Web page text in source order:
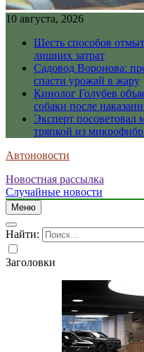
10 августа, 2026
Шесть способов
лишних затрат
Садовод Воронова:
спасти урожай в жару
Кинолог Голубев
собаки после
Эксперт посоветовал
тряпкой из
Автоновости
Новостная рассылка
Случайные новости
Меню
Найти:
Заголовки